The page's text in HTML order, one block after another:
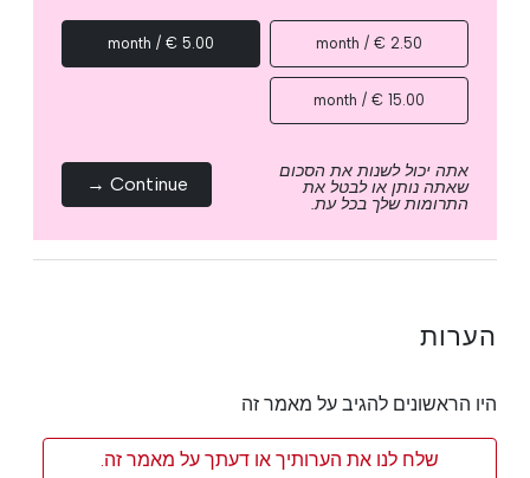
2.50 € / month
5.00 € / month
15.00 € / month
אתה יכול לשנות את הסכום
שאתה נותן או לבטל את
התרומות שלך בכל עת.
Continue →
הערות
היו הראשונים להגיב על מאמר זה
שלח לנו את הערותיך או דעתך על מאמר זה.